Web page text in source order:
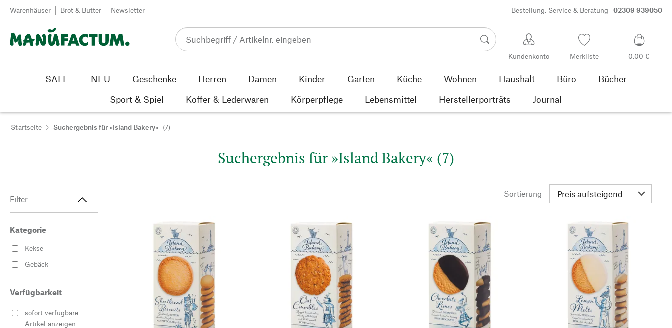
Zum Inhalt springen
Warenhäuser Brot & Butter Newsletter Bestellung, Service & Beratung 02309 939050
Kundenkonto Merkliste 0,00 €
SALE NEU Geschenke Herren Damen Kinder Garten Küche Wohnen Haushalt Büro
Bücher
Sport & Spiel
Koffer & Lederwaren Körperpflege Lebensmittel Herstellerporträts Journal
Startseite Suchergebnis für »Island Bakery« (7)
Suchergebnis für »Island Bakery« (7)
Filter
Kategorie
Kekse
Gebäck
Verfügbarkeit
sofort verfügbare
Artikel anzeigen
Sortierung